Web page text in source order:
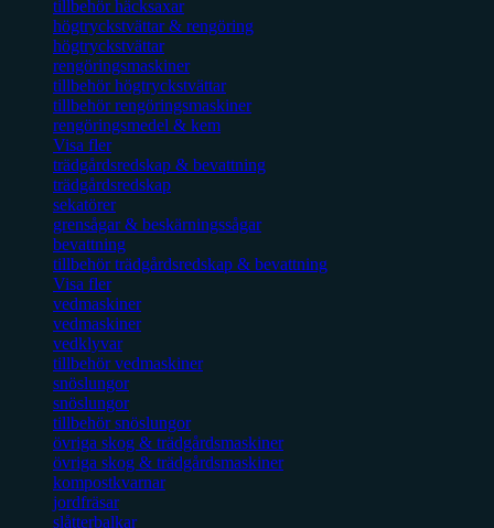
tillbehör häcksaxar
högtryckstvättar & rengöring
högtryckstvättar
rengöringsmaskiner
tillbehör högtryckstvättar
tillbehör rengöringsmaskiner
rengöringsmedel & kem
Visa fler
trädgårdsredskap & bevattning
trädgårdsredskap
sekatörer
grensågar & beskärningssågar
bevattning
tillbehör trädgårdsredskap & bevattning
Visa fler
vedmaskiner
vedmaskiner
vedklyvar
tillbehör vedmaskiner
snöslungor
snöslungor
tillbehör snöslungor
övriga skog & trädgårdsmaskiner
övriga skog & trädgårdsmaskiner
kompostkvarnar
jordfräsar
slåtterbalkar